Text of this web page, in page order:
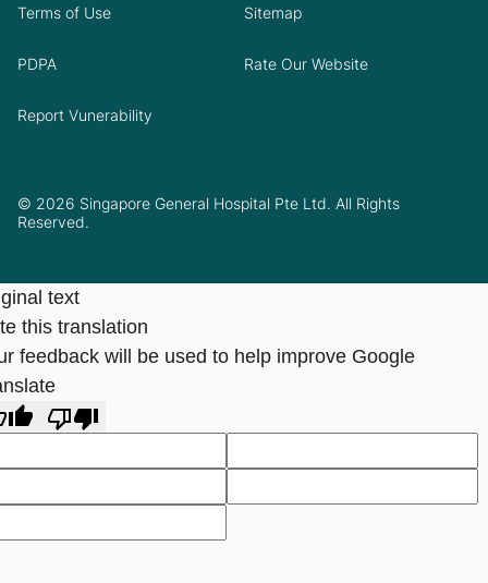
© 2026 Singapore General Hospital Pte Ltd. All Rights
Reserved.
Terms of Use Sitemap
PDPA Rate Our Website
Report Vunerability
text
this translation
feedback will be used to help improve Google